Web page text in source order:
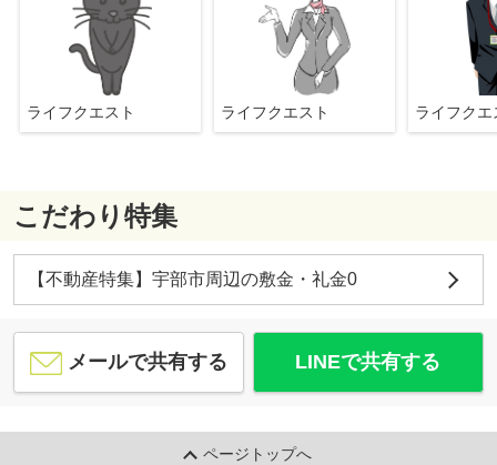
ライフクエスト ライフクエスト ライフク
こだわり特集
【不動産特集】宇部市周辺の敷金・礼金0
メールで共有する LINEで共有する
ページトップへ